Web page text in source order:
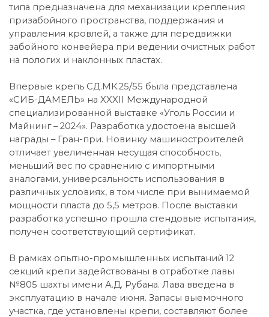
типа предназначена для механизации крепления
призабойного пространства, поддержания и
управления кровлей, а также для передвижки
забойного конвейера при ведении очистных работ
на пологих и наклонных пластах.
Впервые крепь СД.МК.25/55 была представлена
«СИБ-ДАМЕЛЬ» на XXXII Международной
специализированной выставке «Уголь России и
Майнинг – 2024». Разработка удостоена высшей
награды – Гран-при. Новинку машиностроителей
отличает увеличенная несущая способность,
меньший вес по сравнению с импортными
аналогами, универсальность использования в
различных условиях, в том числе при вынимаемой
мощности пласта до 5,5 метров. После выставки
разработка успешно прошла стендовые испытания,
получен соответствующий сертификат.
В рамках опытно-промышленных испытаний 12
секций крепи задействованы в отработке лавы
№805 шахты имени А.Д. Рубана. Лава введена в
эксплуатацию в начале июня. Запасы выемочного
участка, где установлены крепи, составляют более